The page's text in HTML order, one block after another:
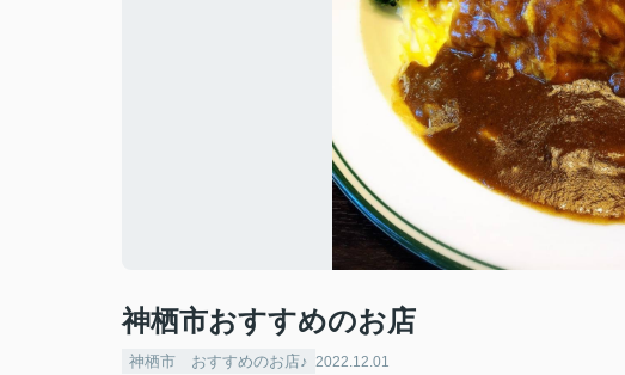
神栖市おすすめのお店
神栖市 おすすめのお店♪ 2022.12.01